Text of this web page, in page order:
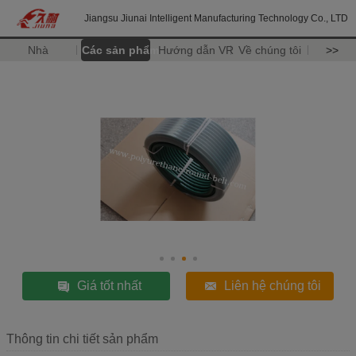
Jiangsu Jiunai Intelligent Manufacturing Technology Co., LTD
Nhà Các sản phẩm Hướng dẫn VR Về chúng tôi >>
Giá tốt nhất Liên hệ chúng tôi
Thông tin chi tiết sản phẩm